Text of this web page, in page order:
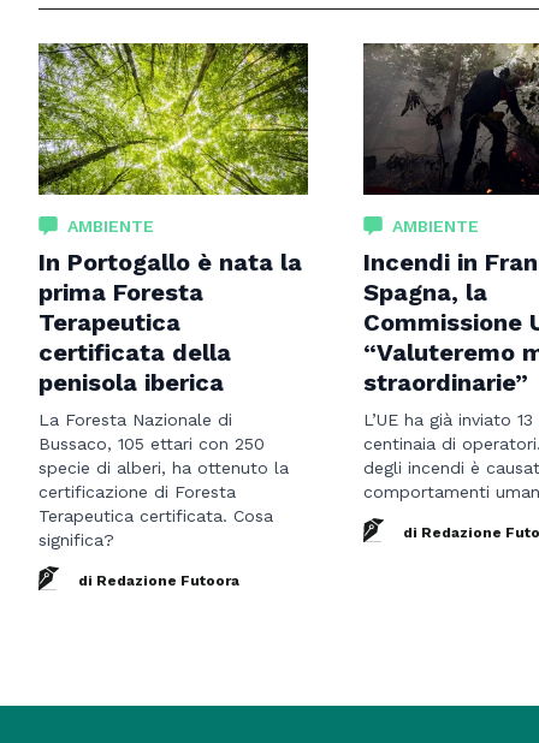
AMBIENTE
In Portogallo è nata la
prima Foresta
Terapeutica
certificata della
penisola iberica
La Foresta Nazionale di
Bussaco, 105 ettari con 250
specie di alberi, ha ottenuto la
certificazione di Foresta
Terapeutica certificata. Cosa
significa?
di Redazione Futoora
AMBIENTE
Incendi in
Spagna, la
Commissione
“Valuteremo
straordinarie”
L’UE ha già inviato
centinaia di
degli incendi è
comportamenti
di Redazione